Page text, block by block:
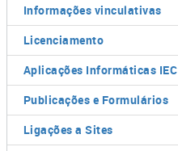
Informações vinculativas
Licenciamento
Aplicações Informáticas IEC
Publicações e Formulários
Ligações a Sites